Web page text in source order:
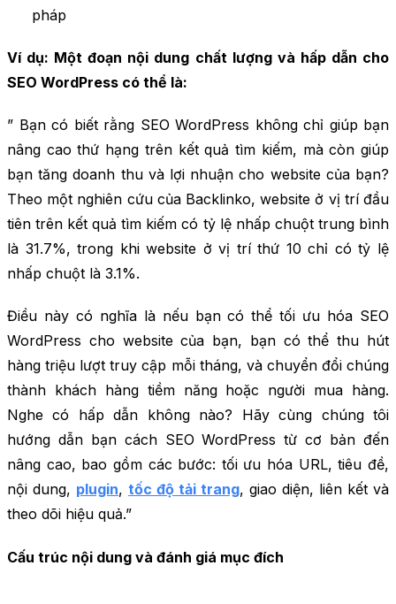
pháp
Ví dụ: Một đoạn nội dung chất lượng và hấp dẫn cho
SEO WordPress có thể là:
” Bạn có biết rằng SEO WordPress không chỉ giúp bạn
nâng cao thứ hạng trên kết quả tìm kiếm, mà còn giúp
bạn tăng doanh thu và lợi nhuận cho website của bạn?
Theo một nghiên cứu của Backlinko, website ở vị trí đầu
tiên trên kết quả tìm kiếm có tỷ lệ nhấp chuột trung bình
là 31.7%, trong khi website ở vị trí thứ 10 chỉ có tỷ lệ
nhấp chuột là 3.1%.
Điều này có nghĩa là nếu bạn có thể tối ưu hóa SEO
WordPress cho website của bạn, bạn có thể thu hút
hàng triệu lượt truy cập mỗi tháng, và chuyển đổi chúng
thành khách hàng tiềm năng hoặc người mua hàng.
Nghe có hấp dẫn không nào? Hãy cùng chúng tôi
hướng dẫn bạn cách SEO WordPress từ cơ bản đến
nâng cao, bao gồm các bước: tối ưu hóa URL, tiêu đề,
nội dung, plugin, tốc độ tải trang, giao diện, liên kết và
theo dõi hiệu quả.”
Cấu trúc nội dung và đánh giá mục đích